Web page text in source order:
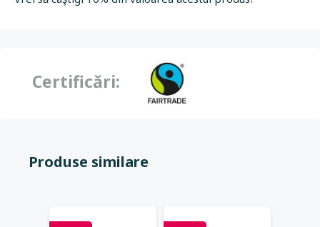
Certificări:
Produse similare